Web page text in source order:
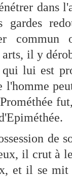
dans
gardes
commun
il y
lui est
de
il crut à
et il se mit